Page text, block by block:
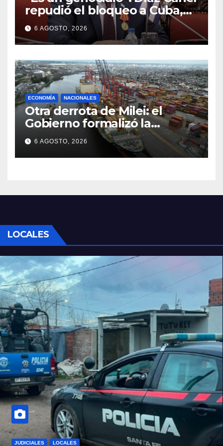
repudió el bloqueo a Cuba,
apuntó a Trump y reclamó
condenas internacionales
6 AGOSTO, 2026
ECONOMÍA NACIONALES
Otra derrota de Milei: el
Gobierno formalizó la
marcha atrás con la
desregulación del practicaje
6 AGOSTO, 2026
LOCALES
JUDICIALES LOCALES